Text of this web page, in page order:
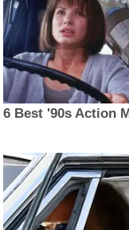
6 Best '90s Action